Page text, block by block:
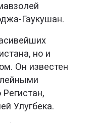
Гаукушан.
но и
Он известен
Улугбека.